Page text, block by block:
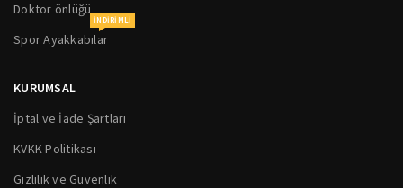
Doktor önlüğü
Spor Ayakkabılar
INDIRIMLI
KURUMSAL
İptal ve İade Şartları
KVKK Politikası
Gizlilik ve Güvenlik